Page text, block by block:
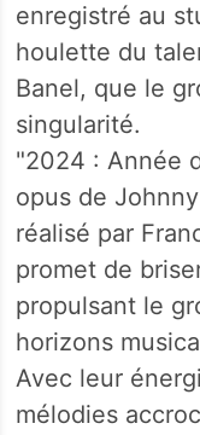
enregistré au
houlette du
Banel, que le
singularité.
"2024 : Année
opus de
réalisé par
promet de
propulsant le
horizons
Avec leur
mélodies